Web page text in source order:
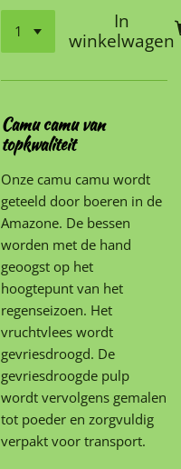
In
winkelwagen
Camu camu van
topkwaliteit
Onze camu camu wordt
geteeld door boeren in de
Amazone. De bessen
worden met de hand
geoogst op het
hoogtepunt van het
regenseizoen. Het
vruchtvlees wordt
gevriesdroogd. De
gevriesdroogde pulp
wordt vervolgens gemalen
tot poeder en zorgvuldig
verpakt voor transport.